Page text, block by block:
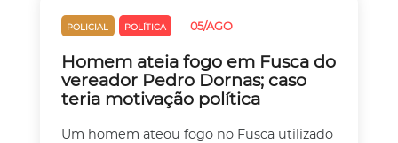
POLICIAL POLÍTICA 05/AGO
Homem ateia fogo em Fusca do
vereador Pedro Dornas; caso
teria motivação política
Um homem ateou fogo no Fusca utilizado